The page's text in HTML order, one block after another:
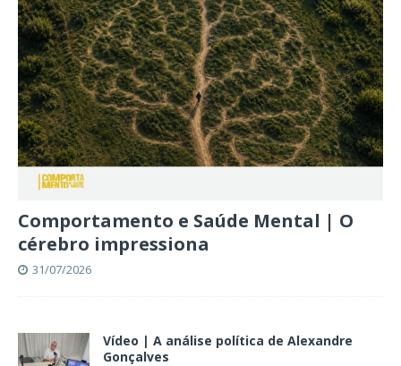
Comportamento e Saúde Mental | O
cérebro impressiona
31/07/2026
Vídeo | A análise política de Alexandre
Gonçalves